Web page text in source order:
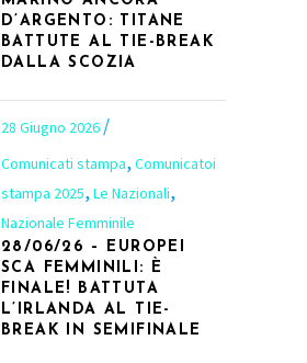
D’ARGENTO: TITANE
BATTUTE AL TIE-BREAK
DALLA SCOZIA
28 Giugno 2026
Comunicati stampa, Comunicatoi
stampa 2025, Le Nazionali,
Nazionale Femminile
28/06/26 – EUROPEI
SCA FEMMINILI: È
FINALE! BATTUTA
L’IRLANDA AL TIE-
BREAK IN SEMIFINALE